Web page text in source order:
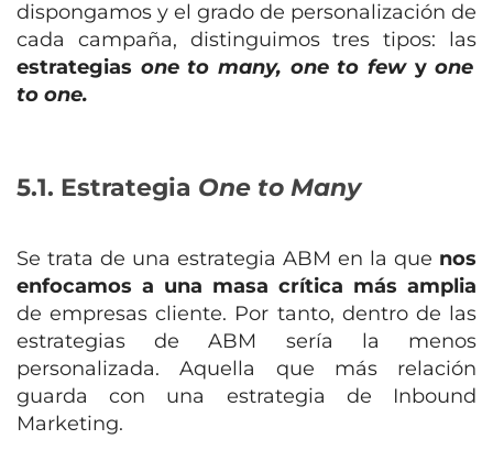
dispongamos y el grado de personalización de
cada campaña, distinguimos tres tipos: las
estrategias one to many, one to few yone
to one.
5.1. Estrategia One to Many
Se trata de una estrategia ABM en la que nos
enfocamos a una masa crítica más amplia
de empresas cliente. Por tanto, dentro de las
estrategias de ABM sería la menos
personalizada. Aquella que más relación
guarda con una estrategia de Inbound
Marketing.